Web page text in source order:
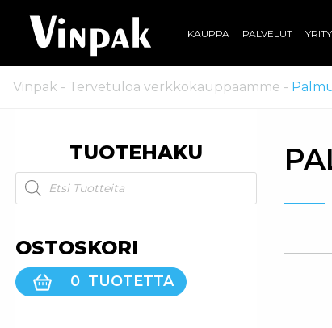
KAUPPA PALVELUT
Vinpak - Tervetuloa verkkokauppaamme -
TUOTEHAKU
Products search
OSTOSKORI
0 TUOTETTA